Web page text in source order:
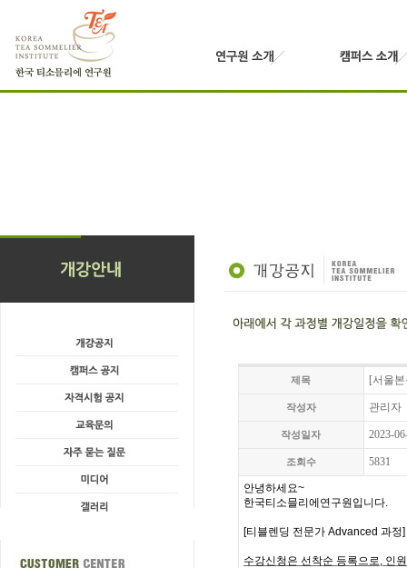
제목 [서울
작성자 관리자
작성일자 2023-
조회수 5831
안녕하세요~
한국티소믈리에연구원입니다.
[티블렌딩 전문가 Advanced 과정
수강신청은 선착순 등록으로, 인